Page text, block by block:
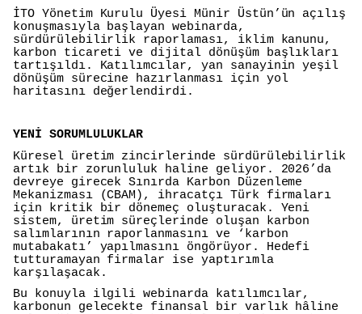
İTO Yönetim Kurulu Üyesi Münir Üstün’ün açılış
konuşmasıyla başlayan webinarda,
sürdürülebilirlik raporlaması, iklim kanunu,
karbon ticareti ve dijital dönüşüm başlıkları
tartışıldı. Katılımcılar, yan sanayinin yeşil
dönüşüm sürecine hazırlanması için yol
haritasını değerlendirdi.
YENİ SORUMLULUKLAR
Küresel üretim zincirlerinde sürdürülebilirlik
artık bir zorunluluk haline geliyor. 2026’da
devreye girecek Sınırda Karbon Düzenleme
Mekanizması (CBAM), ihracatçı Türk firmaları
için kritik bir dönemeç oluşturacak. Yeni
sistem, üretim süreçlerinde oluşan karbon
salımlarının raporlanmasını ve ‘karbon
mutabakatı’ yapılmasını öngörüyor. Hedefi
tutturamayan firmalar ise yaptırımla
karşılaşacak.
Bu konuyla ilgili webinarda katılımcılar,
karbonun gelecekte finansal bir varlık hâline